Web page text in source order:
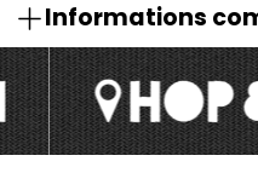
Informations